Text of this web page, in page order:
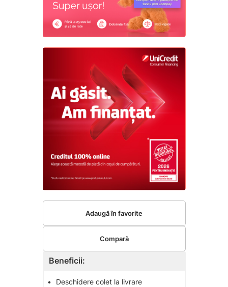
Beneficii:
•
Deschidere colet la livrare
Adaugă în favorite
Compară